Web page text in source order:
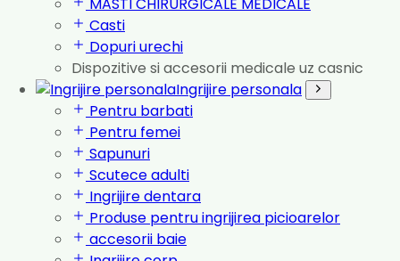
Casti
Dopuri urechi
Dispozitive si accesorii medicale uz casnic
Ingrijire personala
Pentru barbati
Pentru femei
Sapunuri
Scutece adulti
Ingrijire dentara
Produse pentru ingrijirea picioarelor
accesorii baie